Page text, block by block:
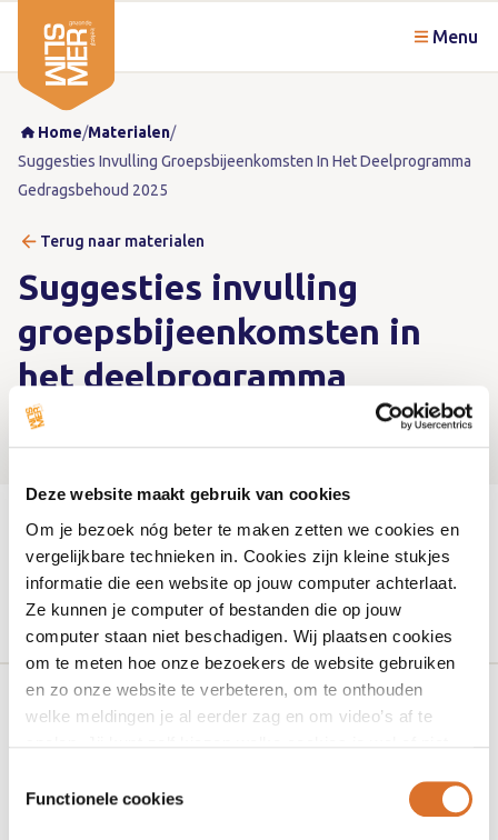
Deze website maakt gebruik van cookies
Om je bezoek nóg beter te maken zetten we cookies en
vergelijkbare technieken in. Cookies zijn kleine stukjes
informatie die een website op jouw computer achterlaat.
Ze kunnen je computer of bestanden die op jouw
computer staan niet beschadigen. Wij plaatsen cookies
om te meten hoe onze bezoekers de website gebruiken
en zo onze website te verbeteren, om te onthouden
welke meldingen je al eerder zag en om video’s af te
Functionele cookies
Menu
Home/Materialen/
Suggesties Invulling Groepsbijeenkomsten In Het Deelprogramma
Gedragsbehoud 2025
Terug naar materialen
Suggesties invulling
groepsbijeenkomsten in
het deelprogramma
Gedragsbehoud (pdf, 2025)
7321 AC Warnsveld